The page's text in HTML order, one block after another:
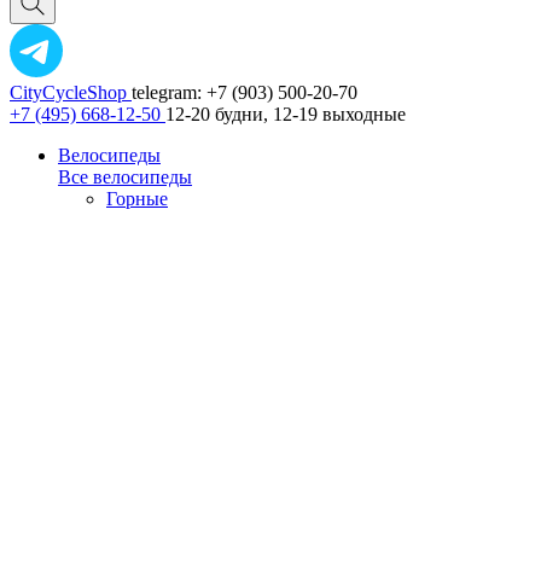
CityCycleShop telegram: +7 (903) 500-20-70
+7 (495) 668-12-50 12-20 будни, 12-19 выходные
Велосипеды
Все велосипеды
Горные